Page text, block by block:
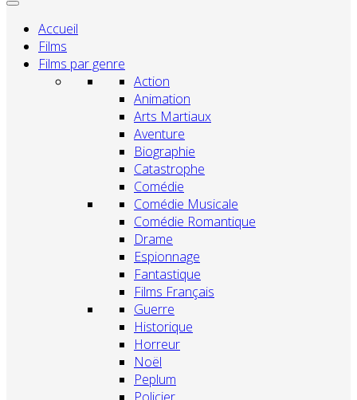
Accueil
Films
Films par genre
Action
Animation
Arts Martiaux
Aventure
Biographie
Catastrophe
Comédie
Comédie Musicale
Comédie Romantique
Drame
Espionnage
Fantastique
Films Français
Guerre
Historique
Horreur
Noël
Peplum